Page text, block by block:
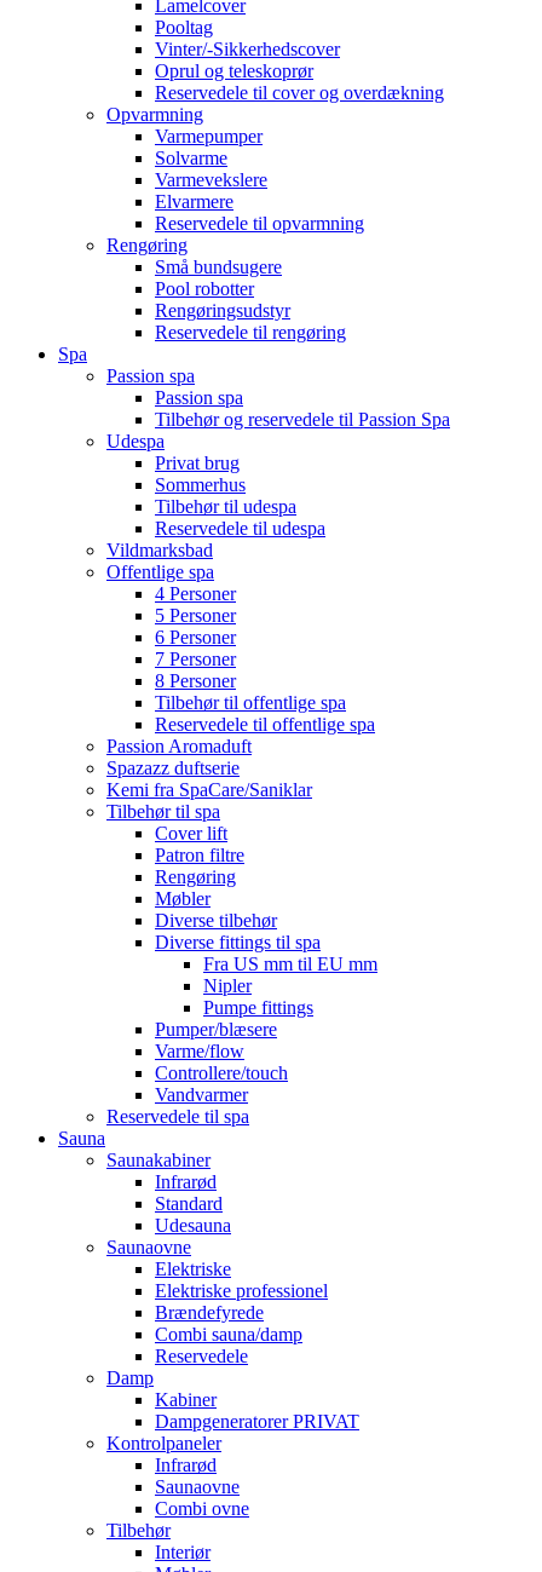
Lamelcover
Pooltag
Vinter/-Sikkerhedscover
Oprul og teleskoprør
Reservedele til cover og overdækning
Opvarmning
Varmepumper
Solvarme
Varmevekslere
Elvarmere
Reservedele til opvarmning
Rengøring
Små bundsugere
Pool robotter
Rengøringsudstyr
Reservedele til rengøring
Spa
Passion spa
Passion spa
Tilbehør og reservedele til Passion Spa
Udespa
Privat brug
Sommerhus
Tilbehør til udespa
Reservedele til udespa
Vildmarksbad
Offentlige spa
4 Personer
5 Personer
6 Personer
7 Personer
8 Personer
Tilbehør til offentlige spa
Reservedele til offentlige spa
Passion Aromaduft
Spazazz duftserie
Kemi fra SpaCare/Saniklar
Tilbehør til spa
Cover lift
Patron filtre
Rengøring
Møbler
Diverse tilbehør
Diverse fittings til spa
Fra US mm til EU mm
Nipler
Pumpe fittings
Pumper/blæsere
Varme/flow
Controllere/touch
Vandvarmer
Reservedele til spa
Sauna
Saunakabiner
Infrarød
Standard
Udesauna
Saunaovne
Elektriske
Elektriske professionel
Brændefyrede
Combi sauna/damp
Reservedele
Damp
Kabiner
Dampgeneratorer PRIVAT
Kontrolpaneler
Infrarød
Saunaovne
Combi ovne
Tilbehør
Interiør